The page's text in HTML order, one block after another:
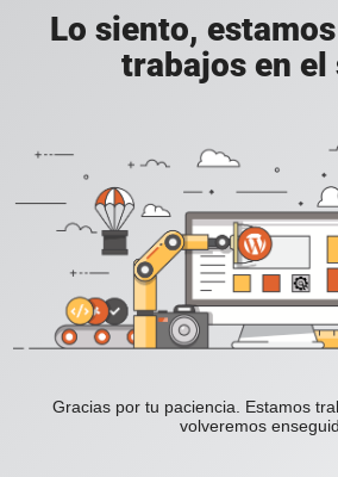
Lo siento,
trabajos en
Gracias por tu paciencia. Estamos
volveremos